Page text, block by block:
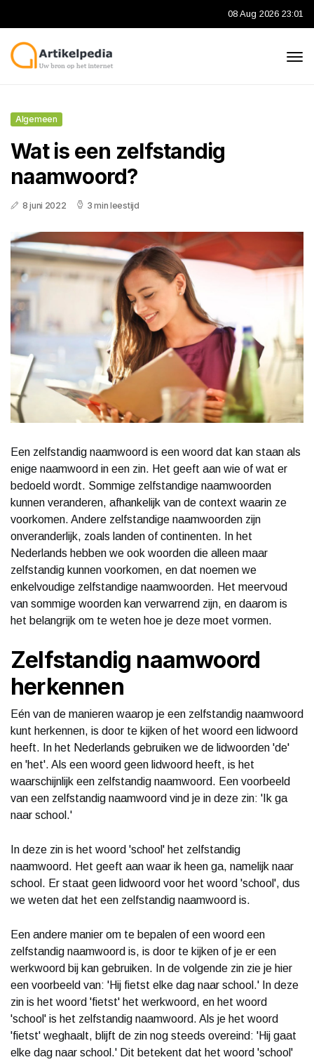
08 Aug 2026 23:01
Algemeen
Wat is een zelfstandig
naamwoord?
8 juni 2022 3 min leestijd
Een zelfstandig naamwoord is een woord dat kan staan als
enige naamwoord in een zin. Het geeft aan wie of wat er
bedoeld wordt. Sommige zelfstandige naamwoorden
kunnen veranderen, afhankelijk van de context waarin ze
voorkomen. Andere zelfstandige naamwoorden zijn
onveranderlijk, zoals landen of continenten. In het
Nederlands hebben we ook woorden die alleen maar
zelfstandig kunnen voorkomen, en dat noemen we
enkelvoudige zelfstandige naamwoorden. Het meervoud
van sommige woorden kan verwarrend zijn, en daarom is
het belangrijk om te weten hoe je deze moet vormen.
Zelfstandig naamwoord
herkennen
Eén van de manieren waarop je een zelfstandig naamwoord
kunt herkennen, is door te kijken of het woord een lidwoord
heeft. In het Nederlands gebruiken we de lidwoorden 'de'
en 'het'. Als een woord geen lidwoord heeft, is het
waarschijnlijk een zelfstandig naamwoord. Een voorbeeld
van een zelfstandig naamwoord vind je in deze zin: 'Ik ga
naar school.'
In deze zin is het woord 'school' het zelfstandig
naamwoord. Het geeft aan waar ik heen ga, namelijk naar
school. Er staat geen lidwoord voor het woord 'school', dus
we weten dat het een zelfstandig naamwoord is.
Een andere manier om te bepalen of een woord een
zelfstandig naamwoord is, is door te kijken of je er een
werkwoord bij kan gebruiken. In de volgende zin zie je hier
een voorbeeld van: 'Hij fietst elke dag naar school.' In deze
zin is het woord 'fietst' het werkwoord, en het woord
'school' is het zelfstandig naamwoord. Als je het woord
'fietst' weghaalt, blijft de zin nog steeds overeind: 'Hij gaat
elke dag naar school.' Dit betekent dat het woord 'school'